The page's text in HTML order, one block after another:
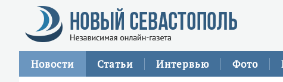
Новости Статьи Интервью Фото